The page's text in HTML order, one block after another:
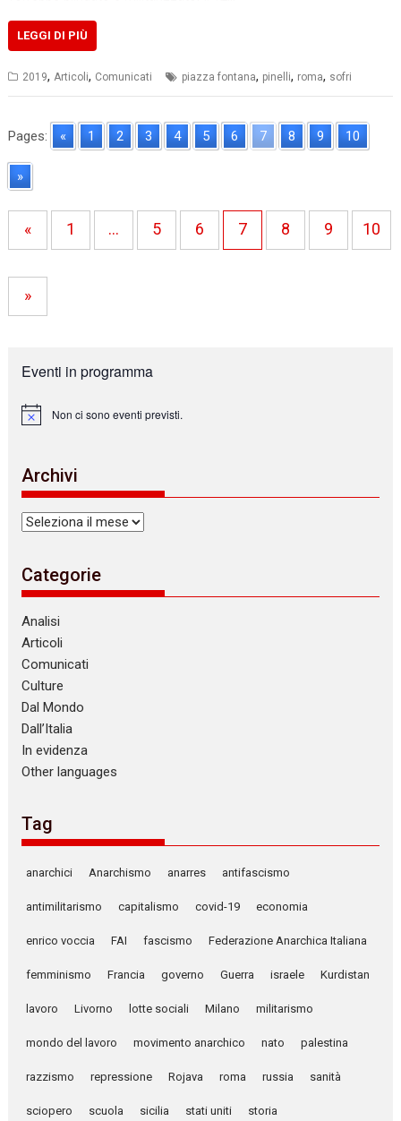
LEGGI DI PIÙ
2019, Articoli, Comunicati piazza fontana, pinelli, roma, sofri
Pages: « 1 2 3 4 5 6 7 8 9 10
»
« 1 … 5 6 7 8 9 10
»
Eventi in programma
N
c
e
Non ci sono eventi previsti.
Archivi
Archivi
Categorie
Analisi
Articoli
Comunicati
Culture
Dal Mondo
Dall’Italia
In evidenza
Other languages
Tag
anarchici Anarchismo anarres antifascismo
antimilitarismo capitalismo covid-19 economia
enrico voccia FAI fascismo Federazione Anarchica Italiana
femminismo Francia governo Guerra israele Kurdistan
lavoro Livorno lotte sociali Milano militarismo
mondo del lavoro movimento anarchico nato palestina
razzismo repressione Rojava roma russia sanità
sciopero scuola sicilia stati uniti storia